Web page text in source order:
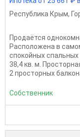
Республика Крым,
Продаётся
Расположена в
спокойных
38,4 кв. м.
2 просторных
Собственник